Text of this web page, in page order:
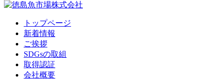
トップページ
新着情報
ご挨拶
SDGsの取組
取得認証
会社概要